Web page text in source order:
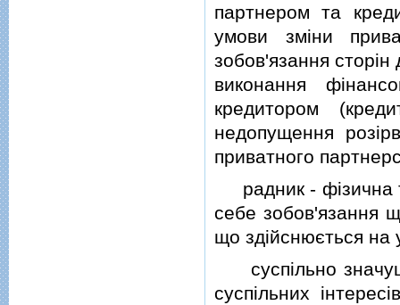
партнером та
умови змiни
зобов'язання сторiн
виконання
кредитором
недопущення
приватного
радник - фiзична
себе зобов'язання
що здiйснюється на
суспiльно значущi
суспiльних